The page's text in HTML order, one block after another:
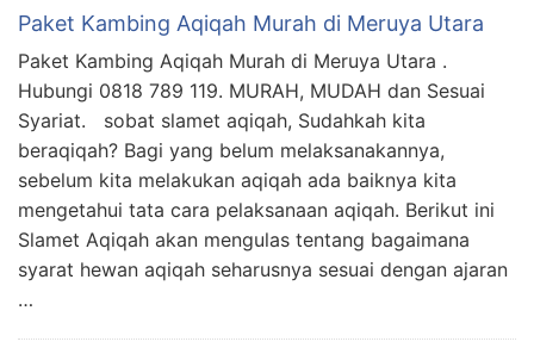
Paket Kambing Aqiqah Murah di Meruya Utara
Paket Kambing Aqiqah Murah di Meruya Utara .
Hubungi 0818 789 119. MURAH, MUDAH dan Sesuai
Syariat. sobat slamet aqiqah, Sudahkah kita
beraqiqah? Bagi yang belum melaksanakannya,
sebelum kita melakukan aqiqah ada baiknya kita
mengetahui tata cara pelaksanaan aqiqah. Berikut ini
Slamet Aqiqah akan mengulas tentang bagaimana
syarat hewan aqiqah seharusnya sesuai dengan ajaran
…